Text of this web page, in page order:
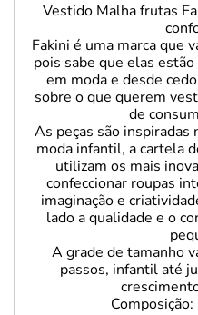
Vestido Malha frutas
Fakini é uma marca que
pois sabe que elas
em moda e desde
sobre o que querem
de
As peças são inspiradas
moda infantil, a cartela
utilizam os mais
confeccionar roupas
imaginação e
lado a qualidade e o
A grade de tamanho
passos, infantil até